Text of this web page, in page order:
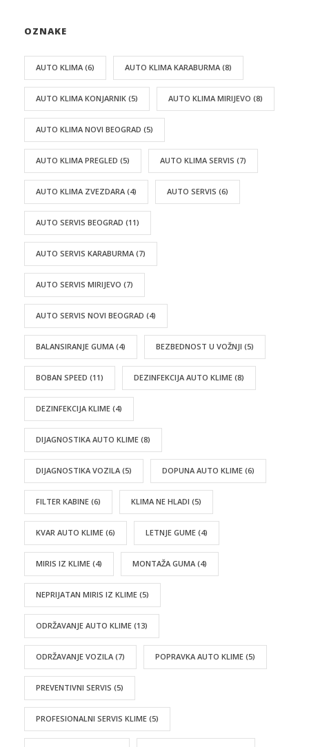
OZNAKE
AUTO KLIMA (6) AUTO KLIMA KARABURMA (8)
AUTO KLIMA KONJARNIK (5) AUTO KLIMA MIRIJEVO (8)
AUTO KLIMA NOVI BEOGRAD (5)
AUTO KLIMA PREGLED (5) AUTO KLIMA SERVIS (7)
AUTO KLIMA ZVEZDARA (4) AUTO SERVIS (6)
AUTO SERVIS BEOGRAD (11)
AUTO SERVIS KARABURMA (7)
AUTO SERVIS MIRIJEVO (7)
AUTO SERVIS NOVI BEOGRAD (4)
BALANSIRANJE GUMA (4) BEZBEDNOST U VOŽNJI (5)
BOBAN SPEED (11) DEZINFEKCIJA AUTO KLIME (8)
DEZINFEKCIJA KLIME (4)
DIJAGNOSTIKA AUTO KLIME (8)
DIJAGNOSTIKA VOZILA (5) DOPUNA AUTO KLIME (6)
FILTER KABINE (6) KLIMA NE HLADI (5)
KVAR AUTO KLIME (6) LETNJE GUME (4)
MIRIS IZ KLIME (4) MONTAŽA GUMA (4)
NEPRIJATAN MIRIS IZ KLIME (5)
ODRŽAVANJE AUTO KLIME (13)
ODRŽAVANJE VOZILA (7) POPRAVKA AUTO KLIME (5)
PREVENTIVNI SERVIS (5)
PROFESIONALNI SERVIS KLIME (5)